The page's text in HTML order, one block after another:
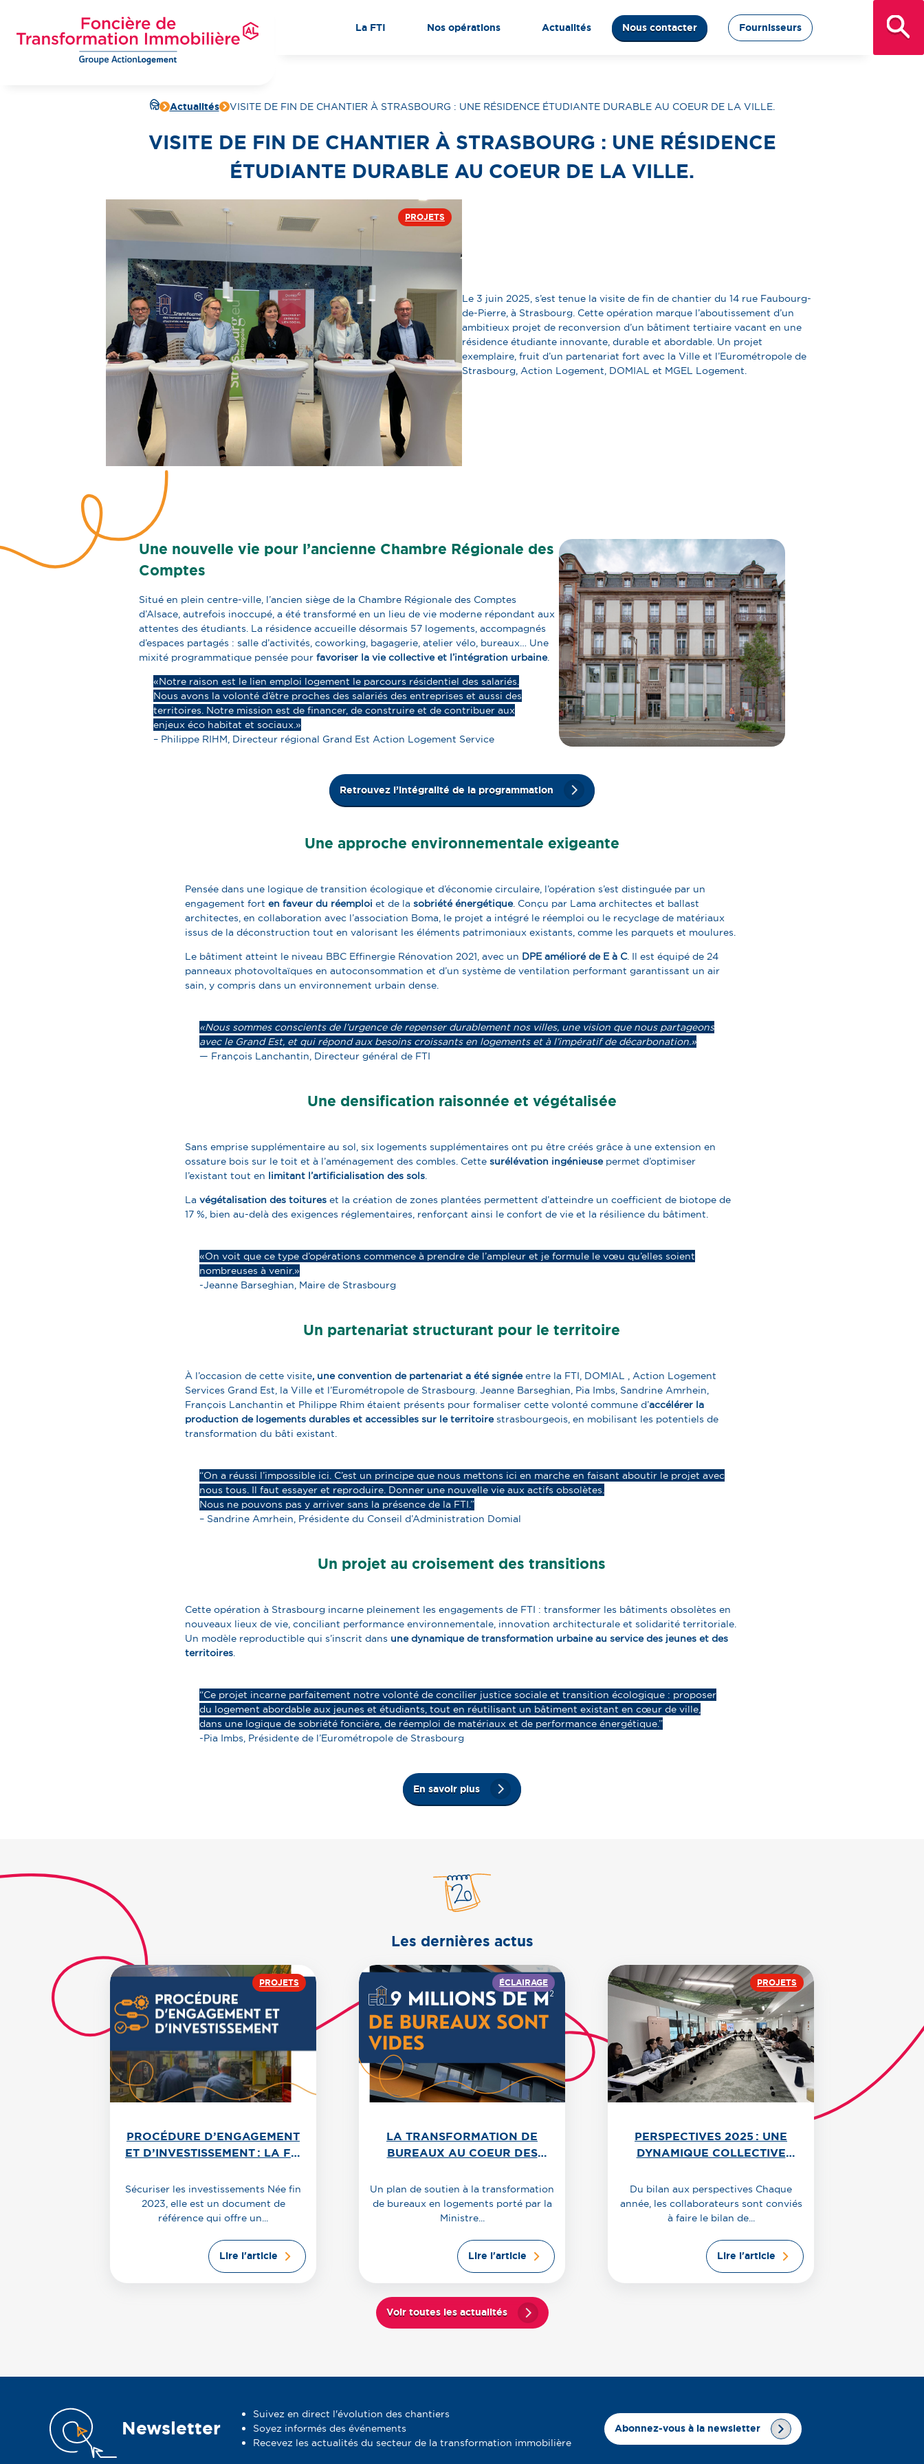
contenu
La FTI Nos opérations Actualités Nous contacter Fournisseurs
Actualités VISITE DE FIN DE CHANTIER À STRASBOURG : UNE RÉSIDENCE ÉTUDIANTE DURABLE AU COEUR DE LA VILLE.
VISITE DE FIN DE CHANTIER À STRASBOURG : UNE RÉSIDENCE
ÉTUDIANTE DURABLE AU COEUR DE LA VILLE.
PROJETS
Le 3 juin 2025, s’est tenue la visite de fin de chantier du 14 rue Faubourg-
de-Pierre, à Strasbourg. Cette opération marque l’aboutissement d’un
ambitieux projet de reconversion d’un bâtiment tertiaire vacant en une
résidence étudiante innovante, durable et abordable. Un projet
exemplaire, fruit d’un partenariat fort avec la Ville et l’Eurométropole de
Strasbourg, Action Logement, DOMIAL et MGEL Logement.
Une nouvelle vie pour l’ancienne Chambre Régionale des
Comptes
Situé en plein centre-ville, l’ancien siège de la Chambre Régionale des Comptes
d’Alsace, autrefois inoccupé, a été transformé en un lieu de vie moderne répondant aux
attentes des étudiants. La résidence accueille désormais 57 logements, accompagnés
d’espaces partagés : salle d’activités, coworking, bagagerie, atelier vélo, bureaux… Une
mixité programmatique pensée pour favoriser la vie collective et l’intégration urbaine.
« Notre raison est le lien emploi logement le parcours résidentiel des salariés.
Nous avons la volonté d’être proches des salariés des entreprises et aussi des
territoires. Notre mission est de financer, de construire et de contribuer aux
enjeux éco habitat et sociaux. »
– Philippe RIHM, Directeur régional Grand Est Action Logement Service
Retrouvez l’intégralité de la programmation
Une approche environnementale exigeante
Pensée dans une logique de transition écologique et d’économie circulaire, l’opération s’est distinguée par un
engagement fort en faveur du réemploi et de la sobriété énergétique. Conçu par Lama architectes et ballast
architectes, en collaboration avec l’association Boma, le projet a intégré le réemploi ou le recyclage de matériaux
issus de la déconstruction tout en valorisant les éléments patrimoniaux existants, comme les parquets et moulures.
Le bâtiment atteint le niveau BBC Effinergie Rénovation 2021, avec un DPE amélioré de E à C. Il est équipé de 24
panneaux photovoltaïques en autoconsommation et d’un système de ventilation performant garantissant un air
sain, y compris dans un environnement urbain dense.
« Nous sommes conscients de l’urgence de repenser durablement nos villes, une vision que nous partageons
avec le Grand Est, et qui répond aux besoins croissants en logements et à l’impératif de décarbonation. »
— François Lanchantin, Directeur général de FTI
Une densification raisonnée et végétalisée
Sans emprise supplémentaire au sol, six logements supplémentaires ont pu être créés grâce à une extension en
ossature bois sur le toit et à l’aménagement des combles. Cette surélévation ingénieusepermet d’optimiser
l’existant tout en limitant l’artificialisation des sols.
La végétalisation des toitureset la création de zones plantées permettent d’atteindre un coefficient de biotope de
17 %, bien au-delà des exigences réglementaires, renforçant ainsi le confort de vie et la résilience du bâtiment.
« On voit que ce type d’opérations commence à prendre de l’ampleur et je formule le vœu qu’elles soient
nombreuses à venir. »
-Jeanne Barseghian, Maire de Strasbourg
Un partenariat structurant pour le territoire
À l’occasion de cette visite, une convention de partenariat a été signéeentre la FTI, DOMIAL , Action Logement
Services Grand Est, la Ville et l’Eurométropole de Strasbourg. Jeanne Barseghian, Pia Imbs, Sandrine Amrhein,
François Lanchantin et Philippe Rhim étaient présents pour formaliser cette volonté commune d’accélérer la
production de logements durables et accessibles sur le territoirestrasbourgeois, en mobilisant les potentiels de
transformation du bâti existant.
“On a réussi l’impossible ici. C’est un principe que nous mettons ici en marche en faisant aboutir le projet avec
nous tous. Il faut essayer et reproduire. Donner une nouvelle vie aux actifs obsolètes.
Nous ne pouvons pas y arriver sans la présence de la FTI.”
– Sandrine Amrhein, Présidente du Conseil d’Administration Domial
Un projet au croisement des transitions
Cette opération à Strasbourg incarne pleinement les engagements de FTI : transformer les bâtiments obsolètes en
nouveaux lieux de vie, conciliant performance environnementale, innovation architecturale et solidarité territoriale.
Un modèle reproductible qui s’inscrit dans une dynamique de transformation urbaine au service des jeunes et des
territoires.
“Ce projet incarne parfaitement notre volonté de concilier justice sociale et transition écologique : proposer
du logement abordable aux jeunes et étudiants, tout en réutilisant un bâtiment existant en cœur de ville,
dans une logique de sobriété foncière, de réemploi de matériaux et de performance énergétique.”
-Pia Imbs, Présidente de l’Eurométropole de Strasbourg
En savoir plus
Les dernières actus
PROJETS
PROCÉDURE D’ENGAGEMENT
ET D’INVESTISSEMENT : LA FTI
DE SES INVESTISSEMENTS
Sécuriser les investissements Née fin
2023, elle est un document de
référence qui offre un...
Lire l'article
ÉCLAIRAGE
LA TRANSFORMATION DE
BUREAUX AU COEUR DES
Un plan de soutien à la transformation
de bureaux en logements porté par la
Ministre...
Lire l'article
PROJETS
PERSPECTIVES 2025 : UNE
DYNAMIQUE COLLECTIVE
DE LA FTI
Du bilan aux perspectives Chaque
année, les collaborateurs sont conviés
à faire le bilan de...
Lire l'article
Voir toutes les actualités
Newsletter
Suivez en direct l'évolution des chantiers
Soyez informés des événements
Recevez les actualités du secteur de la transformation immobilière
Abonnez-vous à la newsletter